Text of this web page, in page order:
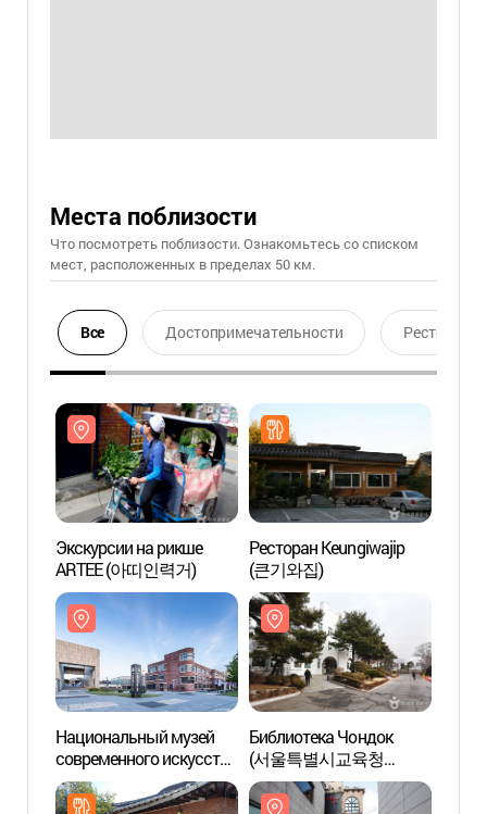
Места поблизости
Что посмотреть поблизости. Ознакомьтесь со списком
мест, расположенных в пределах 50 км.
Все Достопримечательности Ресторан
Экскурсии на рикше
ARTEE (아띠인력거)
Ресторан Keungiwajip
(큰기와집)
Национальный музей
современного искусства
в Сеуле (국립현대미술관
서울관)
Библиотека Чондок
(서울특별시교육청
정독도서관)